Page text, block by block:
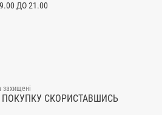
ДО 21.00
СКОРИСТАВШИСЬ